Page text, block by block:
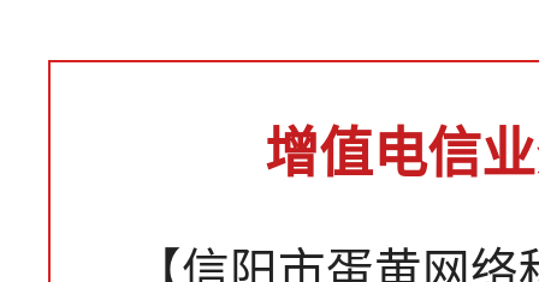
增值电信
【信阳市蛋黄网